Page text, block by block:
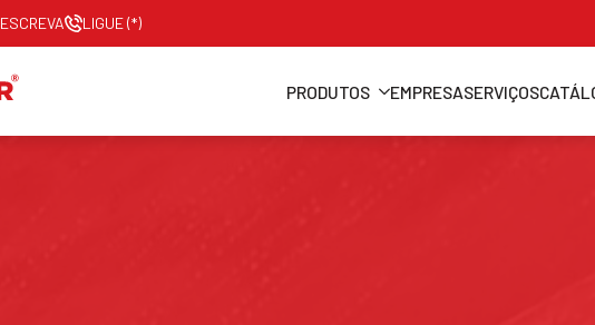
ESCREVA LIGUE (*)
PRODUTOS EMPRESASERVIÇOS